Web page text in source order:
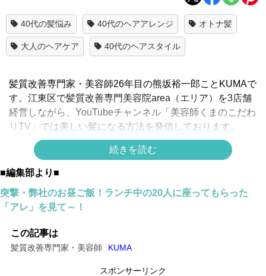
40代の髪悩み 40代のヘアアレンジ オトナ髪
大人のヘアケア 40代のヘアスタイル
髪質改善専門家・美容師26年目の熊坂裕一郎ことKUMAで
す。江東区で髪質改善専門美容院area（エリア）を3店舗
経営しながら、YouTubeチャンネル「美容師くまのこだわ
りTV」では美しい髪になる方法を発信しております。
＞＞髪質改善専門美容院
＞＞Youtube
美容師くまのこだわりTV
超簡単！頭皮マッサージの方法
続きを読む
■編集部より■
突撃・弊社のお昼ご飯！ランチ中の20人に座ってもらった
「アレ」を見て～！
この記事は
髪質改善専門家・美容師 KUMA
スポンサーリンク